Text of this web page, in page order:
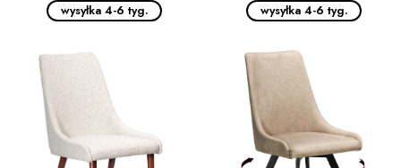
wysyłka 4-6 tyg. wysyłka 4-6 tyg.